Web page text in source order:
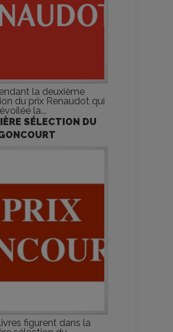
la deuxième
du prix Renaudot qui
la...
SÉLECTION DU
figurent dans la